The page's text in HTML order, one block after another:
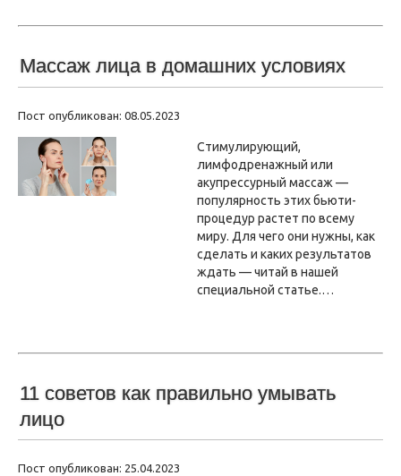
Массаж лица в домашних условиях
Пост опубликован: 08.05.2023
Стимулирующий,
лимфодренажный или
акупрессурный массаж —
популярность этих бьюти-
процедур растет по всему
миру. Для чего они нужны, как
сделать и каких результатов
ждать — читай в нашей
специальной статье.…
11 советов как правильно умывать
лицо
Пост опубликован: 25.04.2023